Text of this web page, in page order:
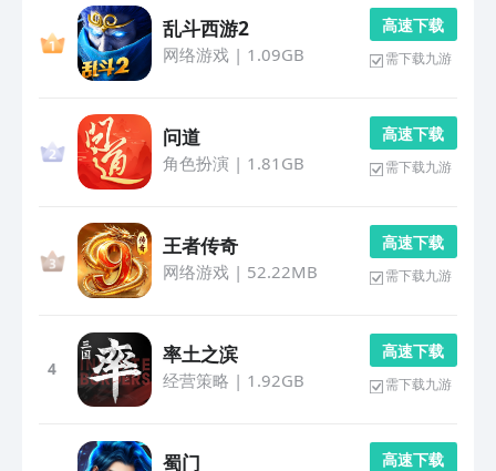
乱斗西游2
网络游戏| 1.09GB
高 速 下 载
需下载九游
问道
角色扮演 | 1.81GB
高 速 下 载
需下载九游
王者传奇
网络游戏| 52.22MB
高 速 下 载
需下载九游
4
率土之滨
经营策略 | 1.92GB
高 速 下 载
需下载九游
蜀门 高 速 下 载